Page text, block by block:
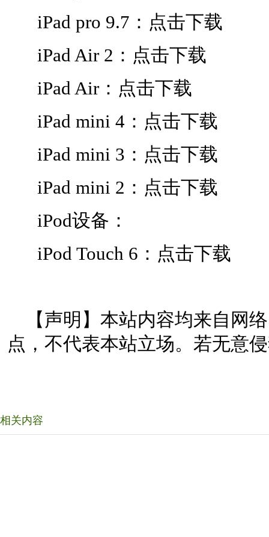
iPad pro 9.7：点击下载
iPad Air 2：点击下载
iPad Air：点击下载
iPad mini 4：点击下载
iPad mini 3：点击下载
iPad mini 2：点击下载
iPod设备：
iPod Touch 6：点击下载
【声明】本站内容均来自网
点，不代表本站立场。若无意
相关内容